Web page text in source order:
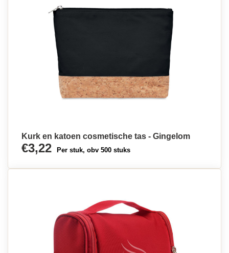
Kurk en katoen cosmetische tas - Gingelom
€3,22 Per stuk, obv 500 stuks